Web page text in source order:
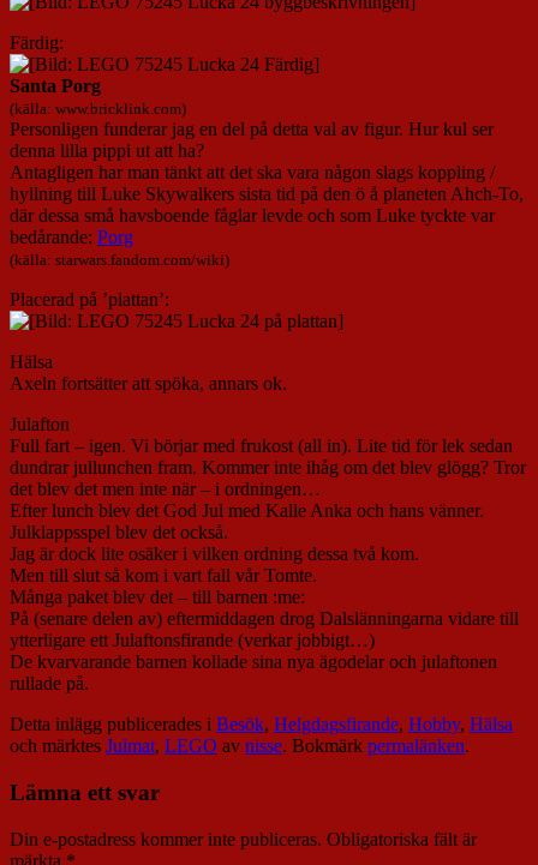
Färdig:
Santa Porg
(källa: www.bricklink.com)
Personligen funderar jag en del på detta val av figur. Hur kul ser
denna lilla pippi ut att ha?
Antagligen har man tänkt att det ska vara någon slags koppling /
hyllning till Luke Skywalkers sista tid på den ö å planeten Ahch-To,
där dessa små havsboende fåglar levde och som Luke tyckte var
bedårande: Porg
(källa: starwars.fandom.com/wiki)
Placerad på ’plattan’:
Hälsa
Axeln fortsätter att spöka, annars ok.
Julafton
Full fart – igen. Vi börjar med frukost (all in). Lite tid för lek sedan
dundrar jullunchen fram. Kommer inte ihåg om det blev glögg? Tror
det blev det men inte när – i ordningen…
Efter lunch blev det God Jul med Kalle Anka och hans vänner.
Julklappsspel blev det också.
Jag är dock lite osäker i vilken ordning dessa två kom.
Men till slut så kom i vart fall vår Tomte.
Många paket blev det – till barnen :me:
På (senare delen av) eftermiddagen drog Dalslänningarna vidare till
ytterligare ett Julaftonsfirande (verkar jobbigt…)
De kvarvarande barnen kollade sina nya ägodelar och julaftonen
rullade på.
Detta inlägg publicerades i Besök, Helgdagsfirande, Hobby, Hälsa
och märktes Julmat, LEGO av nisse. Bokmärk permalänken.
Lämna ett svar
Din e-postadress kommer inte publiceras. Obligatoriska fält är
märkta *